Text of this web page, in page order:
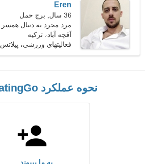
Eren
36 سال, برج حمل
31
آقچه آباد، ترکیه
فعالیتهای ورزشی، پیلاتس
نحوه عملکرد TurDatingGo
به ما بپیوند